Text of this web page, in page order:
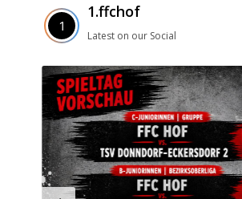
1.ffchof
Latest on our Social